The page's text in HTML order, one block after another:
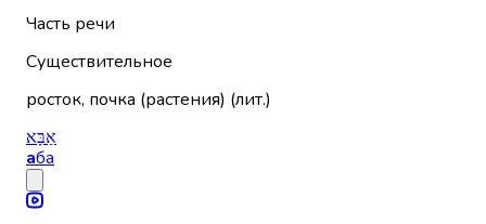
Часть речи
Существительное
росток, почка (растения) (лит.)
אַבָּא
аба